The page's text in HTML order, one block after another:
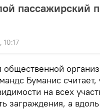
пассажирский
10:17
общественной
Буманис считает,
на всех
заграждения, а